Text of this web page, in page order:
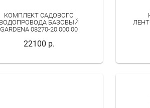
КОМПЛЕКТ САДОВОГО
ВОДОПРОВОДА БАЗОВЫЙ
GARDENA 08270-20.000.00
22100 р.